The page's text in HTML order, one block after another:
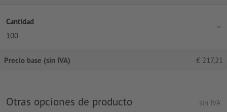
Cantidad
100
Precio base (sin IVA) € 217,21
Otras opciones de producto sin IVA